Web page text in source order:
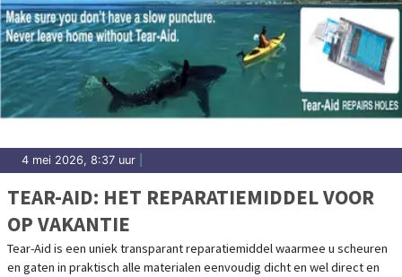
4 mei 2026, 8:37 uur
TEAR-AID: HET REPARATIEMIDDEL VOOR
OP VAKANTIE
Tear-Aid is een uniek transparant reparatiemiddel waarmee u scheuren
en gaten in praktisch alle materialen eenvoudig dicht en wel direct en